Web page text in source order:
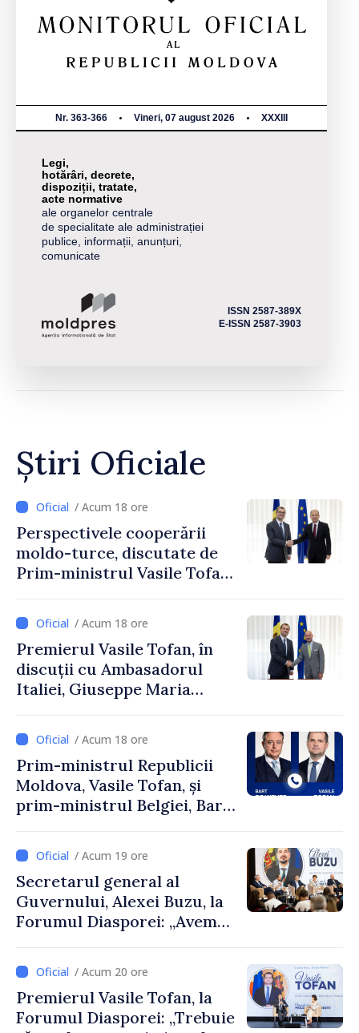
Nr. 363-366 Vineri, 07 august 2026 XXXIII
Legi,
hotărâri, decrete,
dispoziții, tratate,
acte normative
ale organelor centrale
de specialitate ale administrației
publice, informații, anunțuri,
comunicate
ISSN 2587-389X
E-ISSN 2587-3903
Știri Oficiale
/ Acum 18 ore
Perspectivele cooperării
moldo-turce, discutate de
Prim-ministrul Vasile Tofan
Uygar Mustafa Sertel
/ Acum 18 ore
Premierul Vasile Tofan, în
discuții cu Ambasadorul
Italiei, Giuseppe Maria
/ Acum 18 ore
Prim-ministrul Republicii
Moldova, Vasile Tofan, și
prim-ministrul Belgiei, Bart
despre parcursul european
al Republicii Moldova.
/ Acum 19 ore
Secretarul general al
Guvernului, Alexei Buzu, la
Forumul Diasporei: „Avem
dumneavoastră pentru a
construi comunități mai
puternice”
/ Acum 20 ore
Premierul Vasile Tofan, la
Forumul Diasporei: „Trebuie